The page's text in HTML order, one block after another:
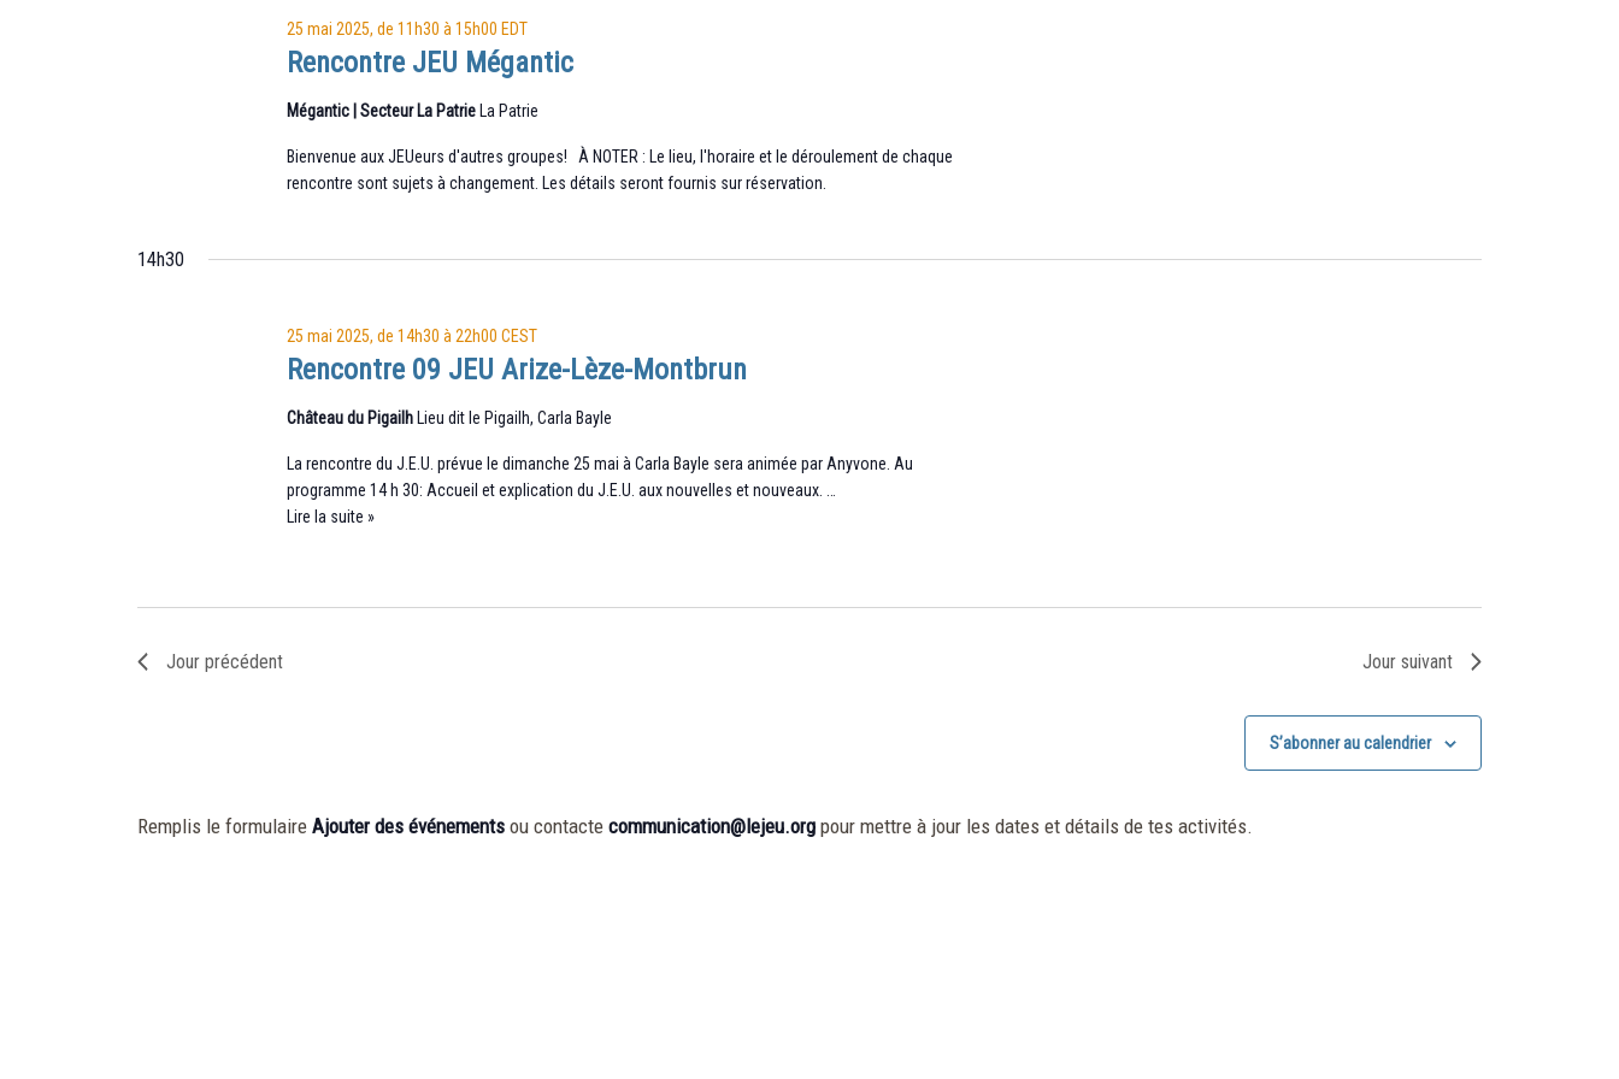
ÉvènementsRencontre JEU Mégantic
25 mai 2025, de 11h30 à 15h00 EDT
Mégantic | Secteur La Patrie La Patrie
Bienvenue aux JEUeurs d'autres groupes! À NOTER : Le lieu, l'horaire et le déroulement de chaque
rencontre sont sujets à changement. Les détails seront fournis sur réservation.
14h30
Rencontre 09 JEU Arize-Lèze-Montbrun
25 mai 2025, de 14h30 à 22h00 CEST
Château du Pigailh Lieu dit le Pigailh, Carla Bayle
La rencontre du J.E.U. prévue le dimanche 25 mai à Carla Bayle sera animée par Anyvone. Au
programme 14 h 30: Accueil et explication du J.E.U. aux nouvelles et nouveaux. …
Rencontre
Lire la suite »
Jour précédent Jour suivant
S’abonner au calendrier
Remplis le formulaire Ajouter des événements ou contacte communication@lejeu.org pour mettre à jour les dates et détails de tes activités.